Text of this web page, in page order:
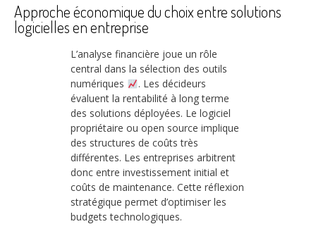
Approche économique du choix entre solutions
logicielles en entreprise
L’analyse financière joue un rôle
central dans la sélection des outils
numériques
. Les décideurs
évaluent la rentabilité à long terme
des solutions déployées. Le logiciel
propriétaire ou open source implique
des structures de coûts très
différentes. Les entreprises arbitrent
donc entre investissement initial et
coûts de maintenance. Cette réflexion
stratégique permet d’optimiser les
budgets technologiques.